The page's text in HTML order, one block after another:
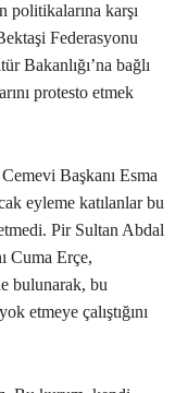
politikalarına karşı
Federasyonu
Bakanlığı’na bağlı
protesto etmek
Başkanı Esma
eyleme katılanlar bu
Pir Sultan Abdal
Cuma Erçe,
bulunarak, bu
etmeye çalıştığını